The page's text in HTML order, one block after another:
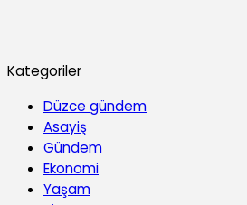
Kategoriler
Düzce gündem
Asayiş
Gündem
Ekonomi
Yaşam